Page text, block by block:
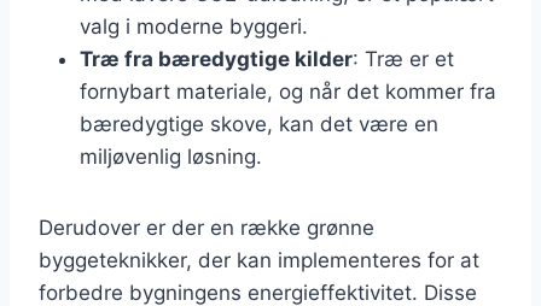
valg i moderne byggeri.
Træ fra bæredygtige kilder: Træ er et
fornybart materiale, og når det kommer fra
bæredygtige skove, kan det være en
miljøvenlig løsning.
Derudover er der en række grønne
byggeteknikker, der kan implementeres for at
forbedre bygningens energieffektivitet. Disse